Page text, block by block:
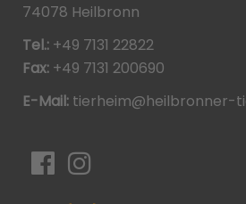
74078 Heilbronn
Tel.: +49 7131 22822
Fax: +49 7131 200690
E-Mail: tierheim@heilbronner-